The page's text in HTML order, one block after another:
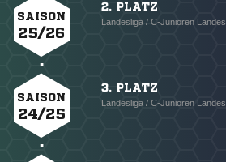
SAISON
25/26
2. PLATZ
Landesliga / C-Junioren
SAISON
24/25
3. PLATZ
Landesliga / C-Junioren